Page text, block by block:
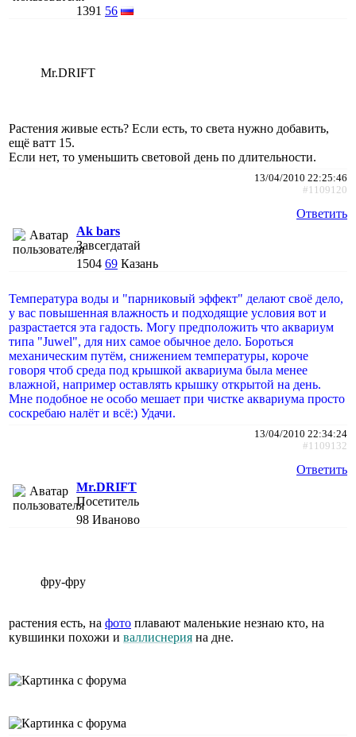
1391 56
Mr.DRIFT
Растения живые есть? Если есть, то света нужно добавить,
ещё ватт 15.
Если нет, то уменьшить световой день по длительности.
13/04/2010 22:25:46
#1109120
Ответить
Ak bars
Завсегдатай
1504 69 Казань
Температура воды и "парниковый эффект" делают своё дело,
у вас повышенная влажность и подходящие условия вот и
разрастается эта гадость. Могу предположить что аквариум
типа "Juwel", для них самое обычное дело. Бороться
механическим путём, снижением температуры, короче
говоря чтоб среда под крышкой аквариума была менее
влажной, например оставлять крышку открытой на день.
Мне подобное не особо мешает при чистке аквариума просто
соскребаю налёт и всё:) Удачи.
13/04/2010 22:34:24
#1109132
Ответить
Mr.DRIFT
Посетитель
98 Иваново
фру-фру
растения есть, на фото плавают маленькие незнаю кто, на
кувшинки похожи и валлиснерия на дне.